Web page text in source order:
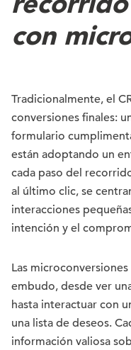
con
Tradicionalmente, el
conversiones finales:
formulario
están adoptando un
cada paso del
al último clic, se
interacciones
intención y el
Las
embudo, desde ver
hasta interactuar con
una lista de deseos.
información valiosa